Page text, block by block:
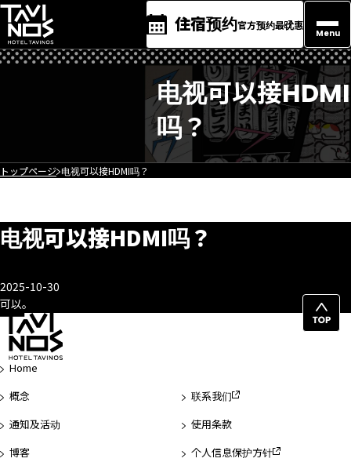
住宿预约官方预约最优惠
Menu
电视可以接HDMI
吗？
トップページ 电视可以接HDMI吗？
电视可以接HDMI吗？
2025-10-30
可以。
返
Home
概念
通知及活动
博客
联系我们
使用条款
个人信息保护方针